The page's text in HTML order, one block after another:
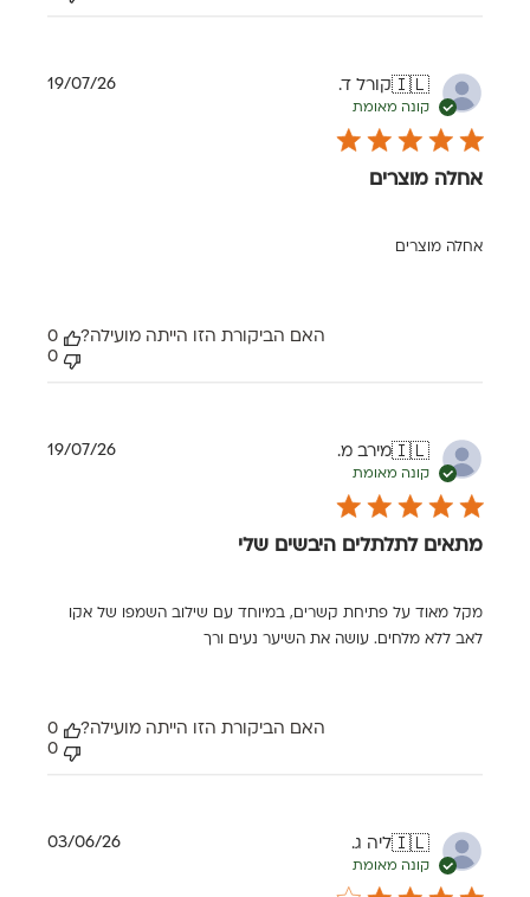
🇮🇱קורל ד.
קונה מאומת
אחלה מוצרים
אחלה מוצרים
תאריך19/07/26
האם הביקורת הזו הייתה מועילה?
0
0
🇮🇱מירב מ.
קונה מאומת
מתאים לתלתלים היבשים שלי
מקל מאוד על פתיחת קשרים, במיוחד עם שילוב השמפו של אקו
לאב ללא מלחים. עושה את השיער נעים ורך
תאריך19/07/26
האם הביקורת הזו הייתה מועילה?
0
0
🇮🇱ליה ג.
קונה מאומת
תאריך03/06/26